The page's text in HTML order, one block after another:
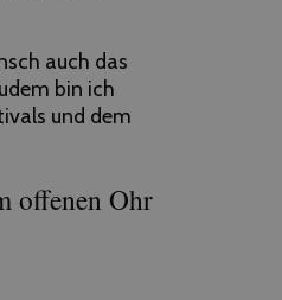
auch das
bin ich
und dem
offenen Ohr